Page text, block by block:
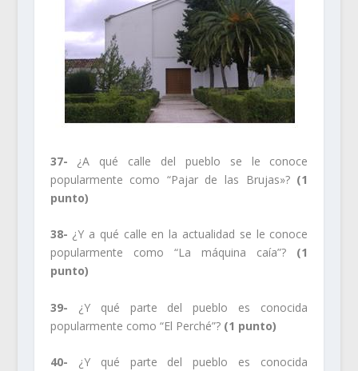
37- ¿A qué calle del pueblo se le conoce
popularmente como “Pajar de las Brujas»? (1
punto)
38- ¿Y a qué calle en la actualidad se le conoce
popularmente como “La máquina caía”? (1
punto)
39- ¿Y qué parte del pueblo es conocida
popularmente como “El Perché”? (1 punto)
40- ¿Y qué parte del pueblo es conocida